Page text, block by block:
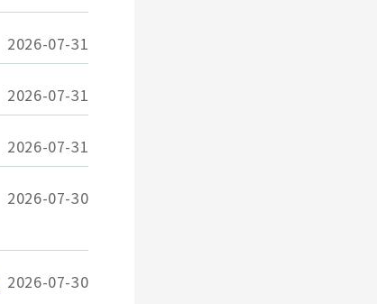
2026-07-31
2026-07-31
2026-07-31
2026-07-30
2026-07-30